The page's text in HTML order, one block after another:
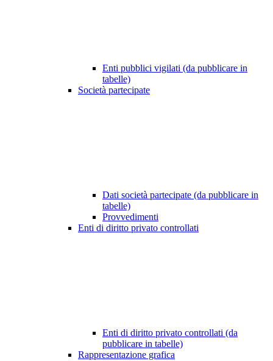
Enti pubblici vigilati (da pubblicare in
tabelle)
Società partecipate
Dati società partecipate (da pubblicare in
tabelle)
Provvedimenti
Enti di diritto privato controllati
Enti di diritto privato controllati (da
pubblicare in tabelle)
Rappresentazione grafica